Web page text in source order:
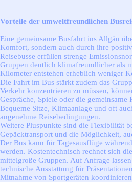
Vorteile der umweltfreundlichen
Eine gemeinsame Busfahrt ins Allgäu
Komfort, sondern auch durch ihre
Reisebusse erfüllen strenge
Gruppen deutlich klimafreundlicher als
Kilometer entstehen erheblich weniger
Die Fahrt im Bus stärkt zudem das
Verkehr konzentrieren zu müssen,
Gespräche, Spiele oder die gemeinsame
Bequeme Sitze, Klimaanlage und oft
angenehme Reisebedingungen.
Weitere Pluspunkte sind die Flexibilität
Gepäcktransport und die Möglichkeit,
Der Bus kann für Tagesausflüge
werden. Kostentechnisch rechnet sich
mittelgroße Gruppen. Auf Anfrage
technische Ausstattung für
Mitnahme von Sportgeräten